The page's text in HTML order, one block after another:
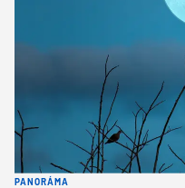
PANORÁMA